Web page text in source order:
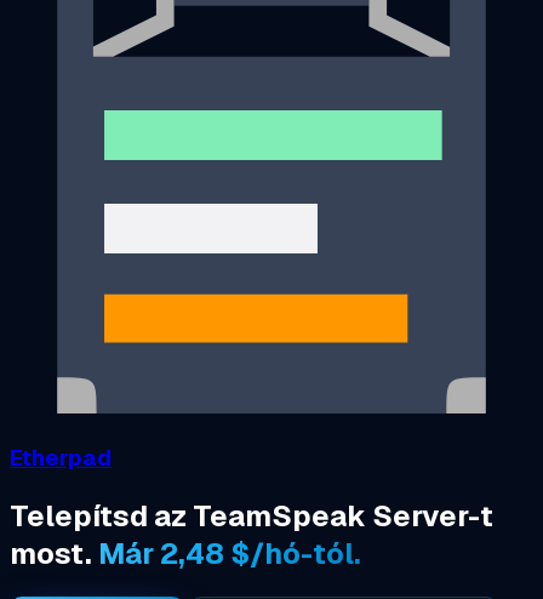
Etherpad
Telepítsd az TeamSpeak Server-t
most. Már 2,48 $/hó-tól.